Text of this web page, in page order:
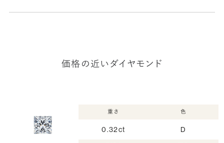
価格の近いダイヤモンド
重さ
0.32ct
色
D